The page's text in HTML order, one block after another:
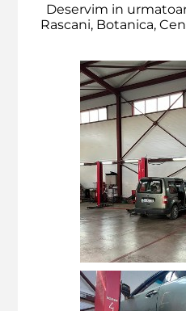
Deservim in
Rascani, Botanica,